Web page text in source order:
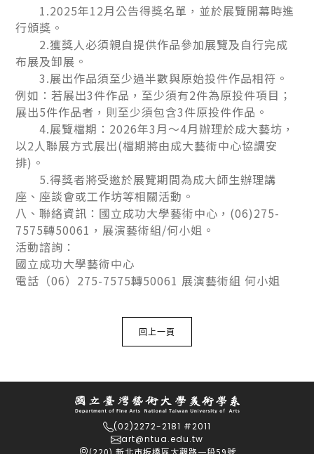
1.2025年12月公告得獎名單，並於展覽開幕時進
行頒獎。
2.獲獎人必須親自提供作品參加展覽及自行完成
布展及卸展。
3.展出作品須至少過半數與原始投件作品相符。
例如：若展出3件作品，至少須有2件為原投件項目；
展出5件作品者，則至少須包含3件原投件作品。
4.展覽檔期：2026年3月～4月辦理於成大藝坊，
以2人聯展方式展出(檔期將由成大藝術中心協調安
排)。
5.得獎者將受邀於展覽期間為成大師生辦理講
座、座談會或工作坊等相關活動。
八、聯絡資訊：國立成功大學藝術中心，(06)275-
7575轉50061，展演藝術組/何小姐。
活動諮詢：
國立成功大學藝術中心
電話（06）275-7575轉50061 展演藝術組 何小姐
回上一頁
(02)2272-2181 #2011
art@ntua.edu.tw
(220) 新北市板橋區大觀路一段59號